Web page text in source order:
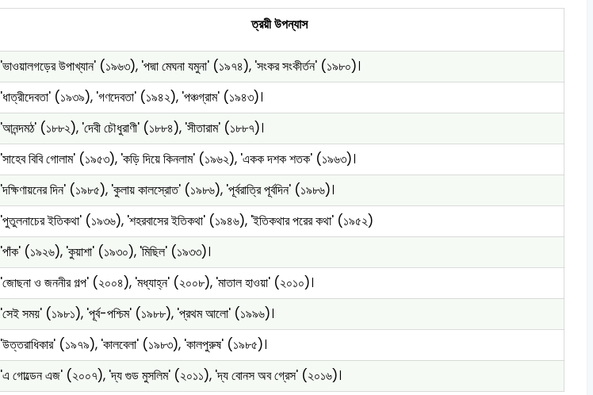
ত্রয়ী উপন্যাস
'ভাওয়ালগড়ের উপাখ্যান' (১৯৬৩), 'পদ্মা মেঘনা যমুনা' (১৯৭৪), 'সংকর সংকীর্তন' (১৯৮০)।
'ধাত্রীদেবতা' (১৯৩৯), 'গণদেবতা' (১৯৪২), 'পঞ্চগ্রাম' (১৯৪৩)।
'আনন্দমঠ' (১৮৮২), 'দেবী চৌধুরাণী' (১৮৮৪), 'সীতারাম' (১৮৮৭)।
'সাহেব বিবি গোলাম' (১৯৫৩), 'কড়ি দিয়ে কিনলাম' (১৯৬২), 'একক দশক শতক' (১৯৬৩)।
'দক্ষিণায়নের দিন' (১৯৮৫), 'কুলায় কালস্রোত' (১৯৮৬), 'পূর্বরাত্রি পূর্বদিন' (১৯৮৬)।
'পুতুলনাচের ইতিকথা' (১৯৩৬), 'শহরবাসের ইতিকথা' (১৯৪৬), 'ইতিকথার পরের কথা' (১৯৫২)
'পাঁক' (১৯২৬), 'কুয়াশা' (১৯৩০), 'মিছিল' (১৯৩৩)।
'জোছনা ও জননীর গল্প' (২০০৪), 'মধ্যাহ্ন' (২০০৮), 'মাতাল হাওয়া' (২০১০)।
'সেই সময়' (১৯৮১), 'পূর্ব-পশ্চিম' (১৯৮৮), 'প্রথম আলো' (১৯৯৬)।
'উত্তরাধিকার' (১৯৭৯), 'কালবেলা' (১৯৮৩), 'কালপুরুষ' (১৯৮৫)।
'এ গোল্ডেন এজ' (২০০৭), 'দ্য গুড মুসলিম' (২০১১), 'দ্য বোনস অব গ্রেস' (২০১৬)।